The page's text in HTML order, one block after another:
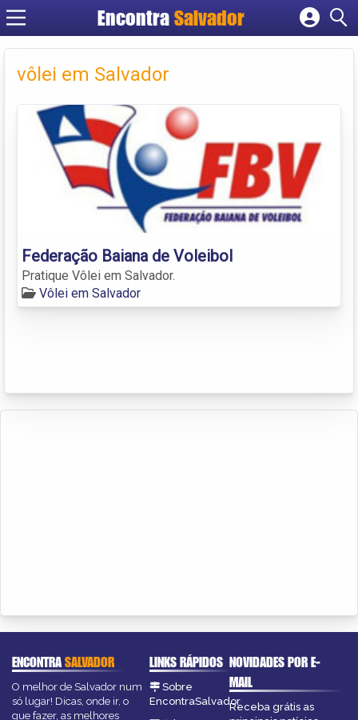
EncontraSalvador
Cadastrar empresa
Criar conta
vôlei em Salvador
Federação Baiana de Voleibol
Pratique Vôlei em Salvador.
Vôlei em Salvador
ENCONTRASALVADOR
O melhor de Salvador num
só lugar! Dicas, onde ir, o
que fazer, as melhores
LINKS RÁPIDOS
Sobre
EncontraSalvador
NOVIDADES POR E-
MAIL
Receba grátis as